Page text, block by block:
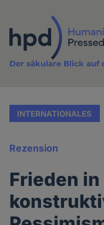
Inhalt
Der säkulare Blick auf
INTERNATIONALES
Rezension
Frieden in